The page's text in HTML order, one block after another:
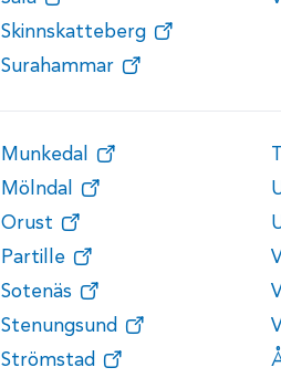
Skinnskatteberg
Surahammar
Munkedal
Mölndal
Orust
Partille
Sotenäs
Stenungsund
Strömstad